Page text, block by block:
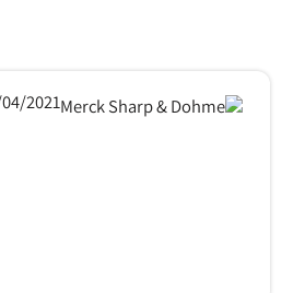
2021